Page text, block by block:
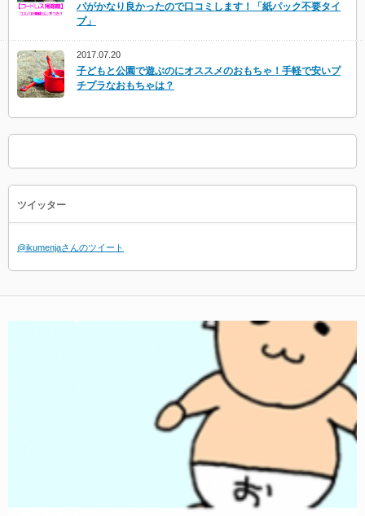
パがかなり良かったので口コミします！「紙パック不要タイ
プ」
2017.07.20
子どもと公園で遊ぶのにオススメのおもちゃ！手軽で安いプ
チプラなおもちゃは？
ツイッター
@ikumenjaさんのツイート